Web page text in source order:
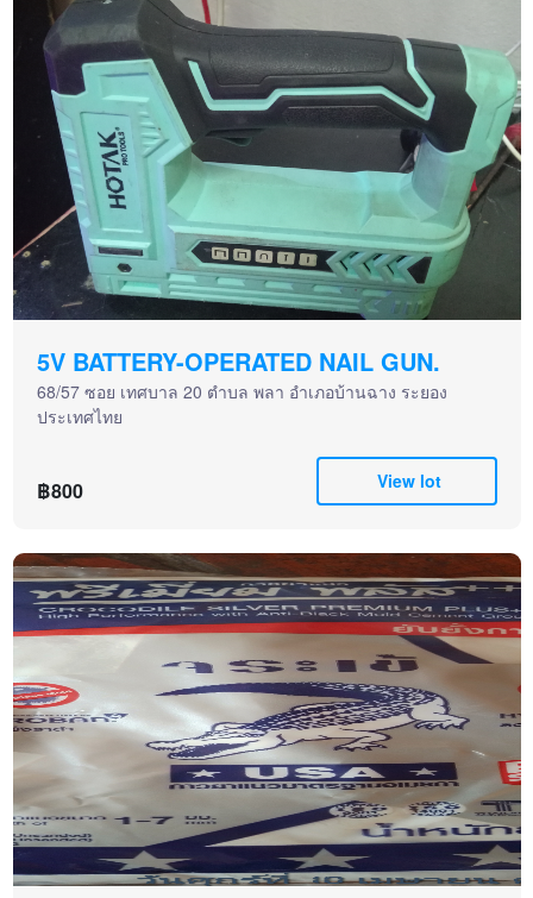
5V BATTERY-OPERATED NAIL GUN.
68/57 ซอย เทศบาล 20 ตำบล พลา อำเภอบ้านฉาง ระยอง
ประเทศไทย
฿800 View lot